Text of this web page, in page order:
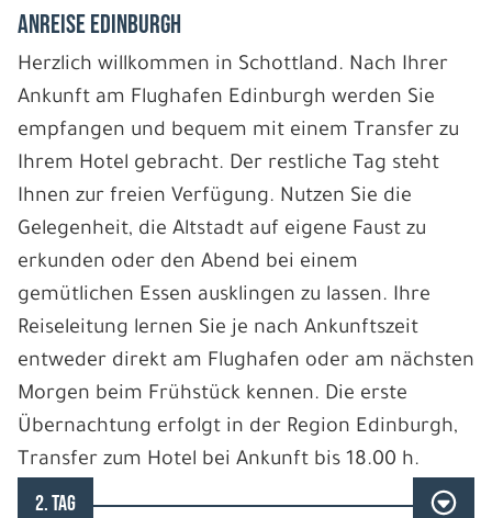
ANREISE EDINBURGH
Herzlich willkommen in Schottland. Nach Ihrer
Ankunft am Flughafen Edinburgh werden Sie
empfangen und bequem mit einem Transfer zu
Ihrem Hotel gebracht. Der restliche Tag steht
Ihnen zur freien Verfügung. Nutzen Sie die
Gelegenheit, die Altstadt auf eigene Faust zu
erkunden oder den Abend bei einem
gemütlichen Essen ausklingen zu lassen. Ihre
Reiseleitung lernen Sie je nach Ankunftszeit
entweder direkt am Flughafen oder am nächsten
Morgen beim Frühstück kennen. Die erste
Übernachtung erfolgt in der Region Edinburgh,
Transfer zum Hotel bei Ankunft bis 18.00 h.
2. TAG